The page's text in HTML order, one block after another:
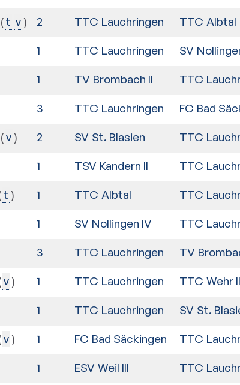
t v 2 TTC Lauchringen TTC Albtal
1 TTC Lauchringen SV
1 TV Brombach II TTC
3 TTC Lauchringen FC Bad
v 2 SV St. Blasien TTC
1 TSV Kandern II TTC
t 1 TTC Albtal TTC
1 SV Nollingen IV TTC
3 TTC Lauchringen TV
v 1 TTC Lauchringen TTC Wehr
1 TTC Lauchringen SV St.
v 1 FC Bad Säckingen TTC
1 ESV Weil III TTC